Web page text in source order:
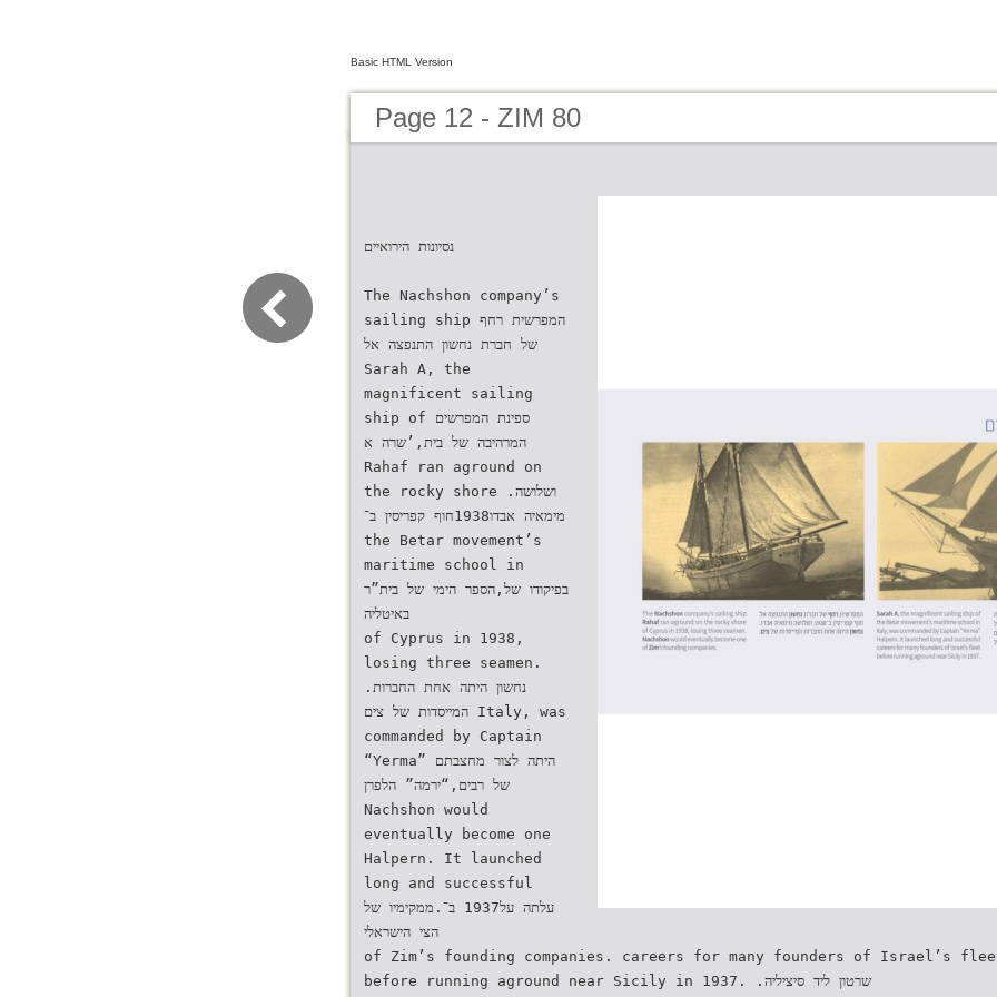
Basic HTML Version
Page 12 - ZIM 80
‫נסיונות הירואיים‬
The Nachshon company’s
sailing ship ‫המפרשית רחף
של חברת נחשון התנפצה אל‬
Sarah A, the
magnificent sailing
ship of ‫ ספינת המפרשים
המרהיבה של בית‬,’‫שרה א‬
Rahaf ran aground on
the rocky shore .‫ ושלושה
מימאיה אבדו‬1938‫חוף קפריסין ב־‬
the Betar movement’s
maritime school in ‫
בפיקודו של‬,‫הספר הימי של בית”ר
באיטליה‬
of Cyprus in 1938,
losing three seamen.
.‫נחשון היתה אחת החברות
המייסדות של צים‬ Italy, was
commanded by Captain
“Yerma” ‫ היתה לצור מחצבתם
של רבים‬,‫“ירמה” הלפרן‬
Nachshon would
eventually become one
Halpern. It launched
long and successful ‫
עלתה על‬1937‫ ב־‬.‫ממקימיו של
הצי הישראלי‬
of Zim’s founding companies. careers for many founders of Israel’s
before running aground near Sicily in 1937. .‫שרטון ליד סיציליה‬